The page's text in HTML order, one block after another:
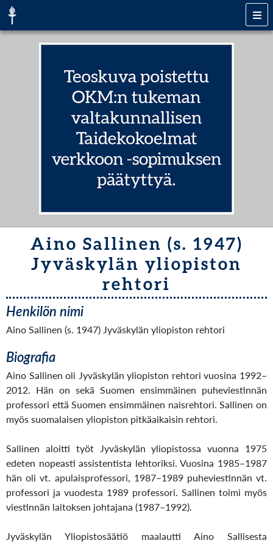
Aino Sallinen (s. 1947)
Jyväskylän yliopiston
rehtori
Henkilön nimi
Aino Sallinen (s. 1947) Jyväskylän yliopiston rehtori
Biografia
Aino Sallinen oli Jyväskylän yliopiston rehtori vuosina 1992–
2012. Hän on sekä Suomen ensimmäinen puheviestinnän
professori että Suomen ensimmäinen naisrehtori. Sallinen on
myös suomalaisen yliopiston pitkäaikaisin rehtori.
Sallinen aloitti työt Jyväskylän yliopistossa vuonna 1975
edeten nopeasti assistentista lehtoriksi. Vuosina 1985–1987
hän oli vt. apulaisprofessori, 1987–1989 puheviestinnän vt.
professori ja vuodesta 1989 professori. Sallinen toimi myös
viestinnän laitoksen johtajana (1987–1992).
Jyväskylän Yliopistosäätiö maalautti Aino Sallisesta